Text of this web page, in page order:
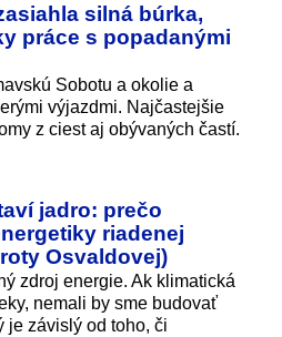
silná búrka,
práce s popadanými
Sobotu a okolie a
výjazdmi. Najčastejšie
z ciest aj obývaných častí.
jadro: prečo
riadenej
Osvaldovej)
zdroj energie. Ak klimatická
nemali by sme budovať
je závislý od toho, či